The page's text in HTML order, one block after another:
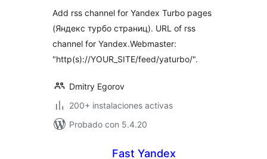
Add rss channel for Yandex Turbo pages
(Яндекс турбо страниц). URL of rss
channel for Yandex.Webmaster:
"http(s)://YOUR_SITE/feed/yaturbo/".
Dmitry Egorov
200+ instalaciones activas
Probado con 5.4.20
Fast Yandex